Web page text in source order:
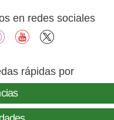
en redes sociales
instagramyoutube
rápidas por